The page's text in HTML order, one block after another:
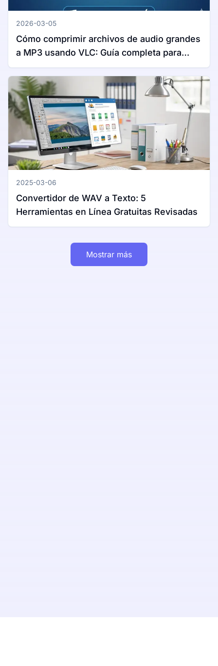
2026-03-05
Cómo comprimir archivos de audio grandes
a MP3 usando VLC: Guía completa para
Windows y Mac
2025-03-06
Convertidor de WAV a Texto: 5
Herramientas en Línea Gratuitas Revisadas
Mostrar más